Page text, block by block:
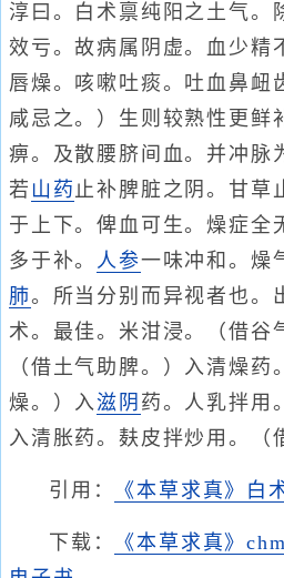
淳曰。白术禀纯阳之土气。
效亏。故病属阴虚。血少精
唇燥。咳嗽吐痰。吐血鼻衄
咸忌之。）生则较熟性更鲜
痹。及散腰脐间血。并冲脉
若 山药止补脾脏之阴。甘草
于上下。俾血可生。燥症全
多于补。 人参一味冲和。燥
肺。所当分别而异视者也。
术。最佳。米泔浸。（借谷
（借土气助脾。）入清燥药
燥。）入滋阴 药。人乳拌用
入清胀药。麸皮拌炒用。（
引用： 《本草求真》白
下载： 《本草求真》